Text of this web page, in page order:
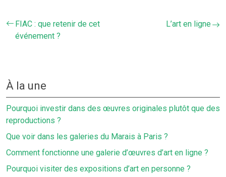
FIAC : que retenir de cet
événement ?
L’art en ligne
À la une
Pourquoi investir dans des œuvres originales plutôt que des
reproductions ?
Que voir dans les galeries du Marais à Paris ?
Comment fonctionne une galerie d’œuvres d’art en ligne ?
Pourquoi visiter des expositions d’art en personne ?